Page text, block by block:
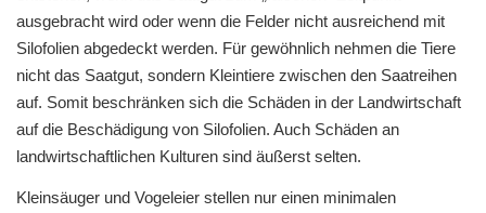
ausgebracht wird oder wenn die Felder nicht ausreichend mit
Silofolien abgedeckt werden. Für gewöhnlich nehmen die Tiere
nicht das Saatgut, sondern Kleintiere zwischen den Saatreihen
auf. Somit beschränken sich die Schäden in der Landwirtschaft
auf die Beschädigung von Silofolien. Auch Schäden an
landwirtschaftlichen Kulturen sind äußerst selten.
Kleinsäuger und Vogeleier stellen nur einen minimalen